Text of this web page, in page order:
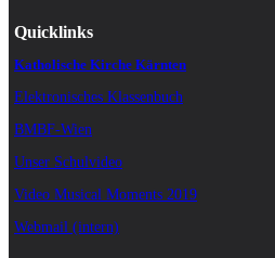
Quicklinks
Katholische Kirche Kärnten
Elektronisches Klassenbuch
BMBF-Wien
Unser Schulvideo
Video Musical Moments 2019
Webmail (intern)